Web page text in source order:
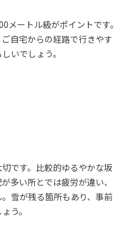
メートル級がポイントです。
自宅からの経路で行きやす
いでしょう。
です。比較的ゆるやかな坂
多い所とでは疲労が違い、
雪が残る箇所もあり、事前
う。